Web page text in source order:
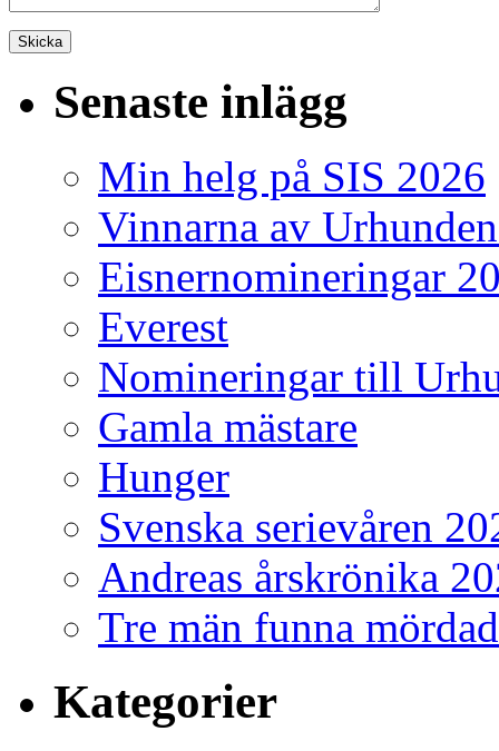
Senaste inlägg
Min helg på SIS 2026
Vinnarna av
Eisnernomineringar
Everest
Nomineringar till
Gamla mästare
Hunger
Svenska serievåren
Andreas årskrönika
Tre män funna
Kategorier